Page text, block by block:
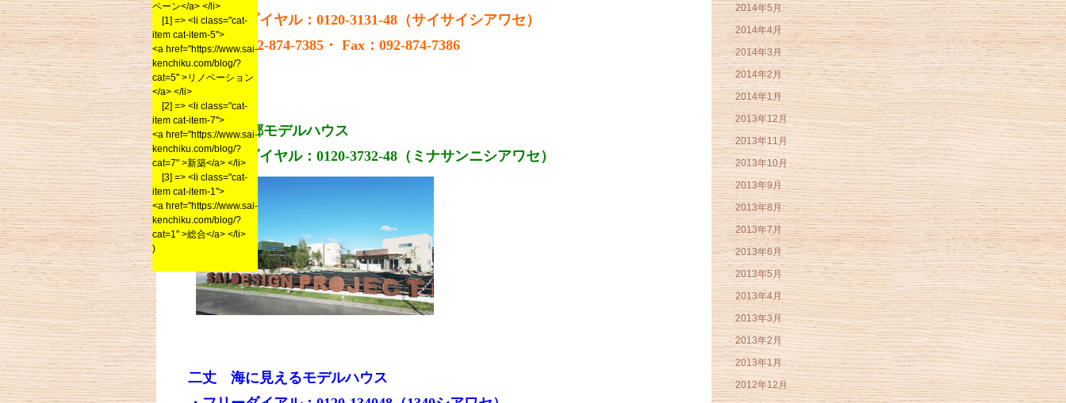
・フリーダイヤル：0120-3131-48（サイサイシアワセ）
・ Tel ：092-874-7385・ Fax：092-874-7386
朝倉 森の郷モデルハウス
・フリーダイヤル：0120-3732-48（ミナサンニシアワセ）
二丈 海に見えるモデルハウス
ペーン</a> </li>
[1] => <li class="cat-
item cat-item-5">
<a href="https://www.sai-
kenchiku.com/blog/?
cat=5" >リノベーション
</a> </li>
[2] => <li class="cat-
item cat-item-7">
<a href="https://www.sai-
kenchiku.com/blog/?
cat=7" >新築</a> </li>
[3] => <li class="cat-
item cat-item-1">
<a href="https://www.sai-
kenchiku.com/blog/?
cat=1" >総合</a> </li>
)
2014年5月
2014年4月
2014年3月
2014年2月
2014年1月
2013年12月
2013年11月
2013年10月
2013年9月
2013年8月
2013年7月
2013年6月
2013年5月
2013年4月
2013年3月
2013年2月
2013年1月
2012年12月